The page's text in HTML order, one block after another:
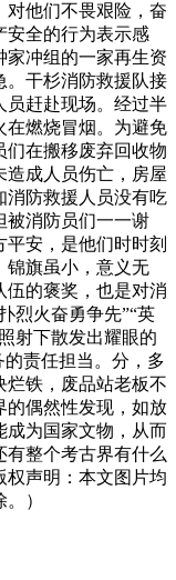
对他们不畏艰险，奋
安全的行为表示感
冲组的一家再生资
。干杉消防救援队接
员赶赴现场。经过半
在燃烧冒烟。为避免
们在搬移废弃回收物
造成人员伤亡，房屋
消防救援人员没有吃
被消防员们一一谢
安，是他们时时刻
锦旗虽小，意义无
伍的褒奖，也是对消
烈火奋勇争先”“英
射下散发出耀眼的
责任担当。分，多
烂铁，废品站老板不
的偶然性发现，如放
为国家文物，从而
有整个考古界有什么
权声明：本文图片均
）